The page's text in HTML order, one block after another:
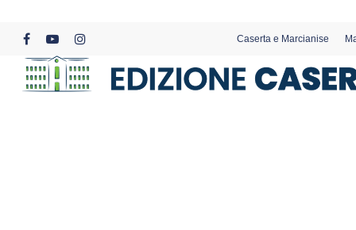
content
facebookyoutubeinstagram
Caserta e Marcianise